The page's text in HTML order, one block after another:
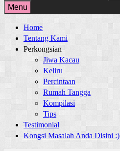
for:
Menu
Home
Tentang Kami
Perkongsian
Jiwa Kacau
Keliru
Percintaan
Rumah Tangga
Kompilasi
Tips
Testimonial
Kongsi Masalah Anda Disini :)